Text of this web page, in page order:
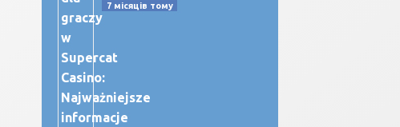
7 місяців тому